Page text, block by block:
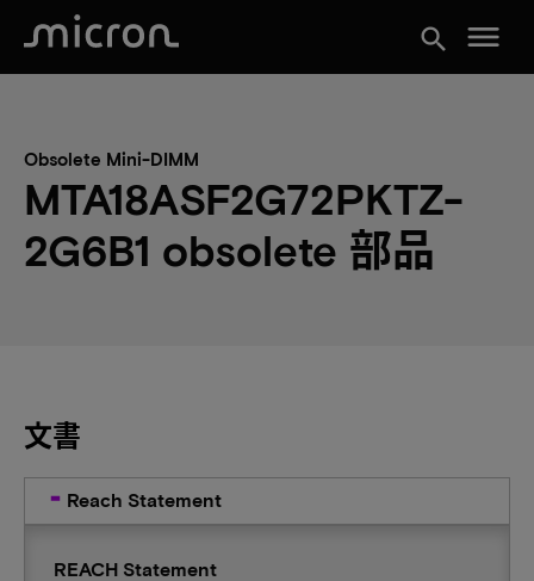
search menu
Obsolete Mini-DIMM
MTA18ASF2G72PKTZ-
2G6B1 obsolete 部品
文書
Reach Statement
REACH Statement